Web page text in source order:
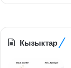
Кызыктар